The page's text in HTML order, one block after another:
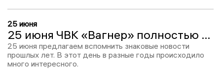
25 июня
25 июня ЧВК «Вагнер» полностью покинул территорию Липецкой области
25 июня предлагаем вспомнить знаковые новости
прошлых лет. В этот день в разные годы происходило
много интересного.